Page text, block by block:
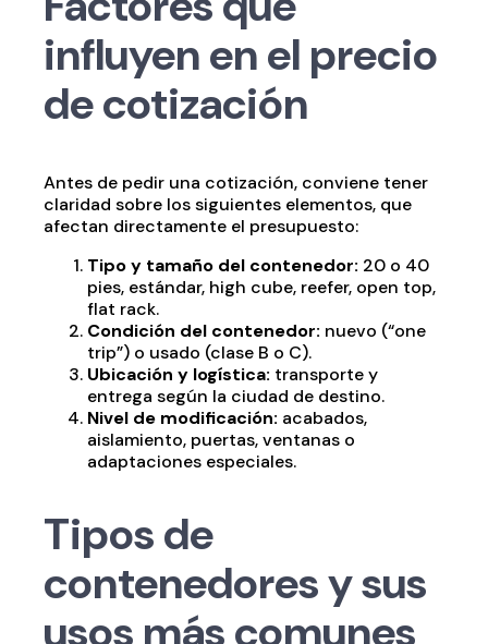
influyen en el precio
de cotización
Antes de pedir una cotización, conviene tener
claridad sobre los siguientes elementos, que
afectan directamente el presupuesto:
Tipo y tamaño del contenedor: 20 o 40
pies, estándar, high cube, reefer, open top,
flat rack.
Condición del contenedor: nuevo (“one
trip”) o usado (clase B o C).
Ubicación y logística: transporte y
entrega según la ciudad de destino.
Nivel de modificación: acabados,
aislamiento, puertas, ventanas o
adaptaciones especiales.
Tipos de
contenedores y sus
usos más comunes